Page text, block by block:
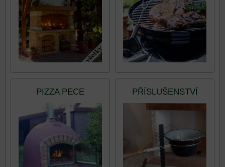
PIZZA PECE PŘÍSLUŠENSTVÍ